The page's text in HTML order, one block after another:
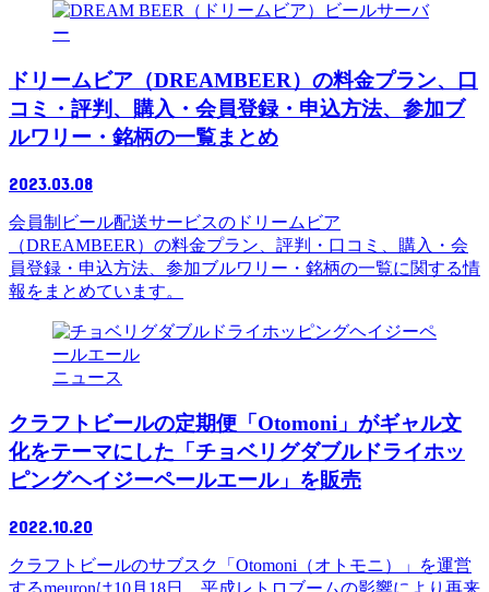
ビールサーバ
ー
ドリームビア（DREAMBEER）の料金プラン、口
コミ・評判、購入・会員登録・申込方法、参加ブ
ルワリー・銘柄の一覧まとめ
2023.03.08
会員制ビール配送サービスのドリームビア
（DREAMBEER）の料金プラン、評判・口コミ、購入・会
員登録・申込方法、参加ブルワリー・銘柄の一覧に関する情
報をまとめています。
ニュース
クラフトビールの定期便「Otomoni」がギャル文
化をテーマにした「チョベリグダブルドライホッ
ピングヘイジーペールエール」を販売
2022.10.20
クラフトビールのサブスク「Otomoni（オトモニ）」を運営
するmeuronは10月18日、平成レトロブームの影響により再来